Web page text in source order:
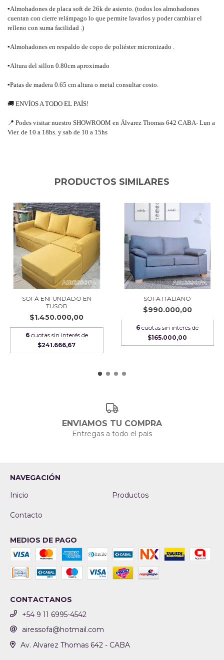
▪Almohadones de placa soft de 26k de asiento. (todos los almohadones
cuentan con cierre relámpago lo que permite lavarlos y poder cambiar el
relleno con suma facilidad .)
▪Almohadones en respaldo de copo de poliéster micronizado .
▪Altura del sillon 0.80cm aproximado
▪Patas de madera 0.65 cm altura o metal consultar costo.
🚚 ENVÍOS A TODO EL PAÍS!
📍 Podes visitar nuestro SHOWROOM en Álvarez Thomas 642 CABA- Lun a
Vier. de 10 a 18hs. y sab de 10 a 15hs
PRODUCTOS SIMILARES
SOFÁ ENFUNDADO EN
TUSOR
$1.450.000,00
6 cuotas sin interés de
$241.666,67
SOFA ITALIANO
$990.000,00
6 cuotas sin interés de
$165.000,00
ENVIAMOS TU COMPRA
Entregas a todo el país
NAVEGACIÓN
Inicio
Productos
Contacto
MEDIOS DE PAGO
CONTACTANOS
+54 9 11 6995-4542
airessofa@hotmail.com
Av. Alvarez Thomas 642 - CABA